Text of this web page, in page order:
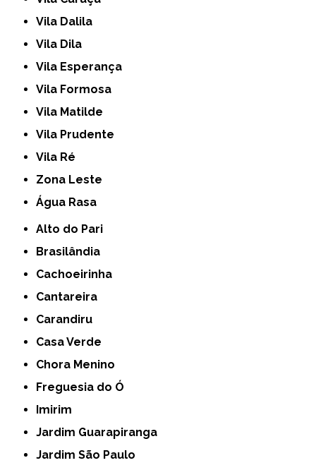
Vila Dalila
Vila Dila
Vila Esperança
Vila Formosa
Vila Matilde
Vila Prudente
Vila Ré
Zona Leste
Água Rasa
Alto do Pari
Brasilândia
Cachoeirinha
Cantareira
Carandiru
Casa Verde
Chora Menino
Freguesia do Ó
Imirim
Jardim Guarapiranga
Jardim São Paulo